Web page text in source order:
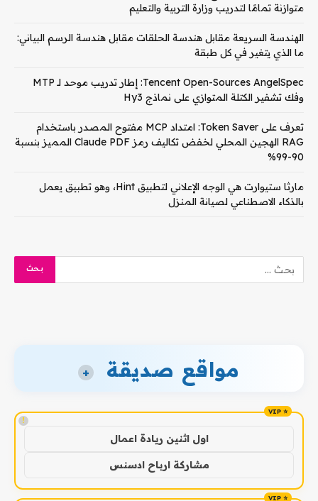
متوازنة تمامًا لتدريب وزارة التربية والتعليم
الهندسة السريعة مقابل هندسة الحلقات مقابل هندسة الرسم البياني:
ما الذي يتغير في كل طبقة
Tencent Open-Sources AngelSpec: إطار تدريب موحد لـ MTP
وفك تشفير الكتلة المتوازي على نماذج Hy3
تعرف على Token Saver: امتداد MCP مفتوح المصدر باستخدام
RAG الهجين المحلي لخفض تكاليف رمز Claude PDF المميز بنسبة
90-99%
مارثا ستيوارت هي الوجه الإعلاني لتطبيق Hint، وهو تطبيق يعمل
بالذكاء الاصطناعي لصيانة المنزل
مواقع صديقة +
!
اول اثنين ريادة اعمال
مشاركة ارباح ادسنس